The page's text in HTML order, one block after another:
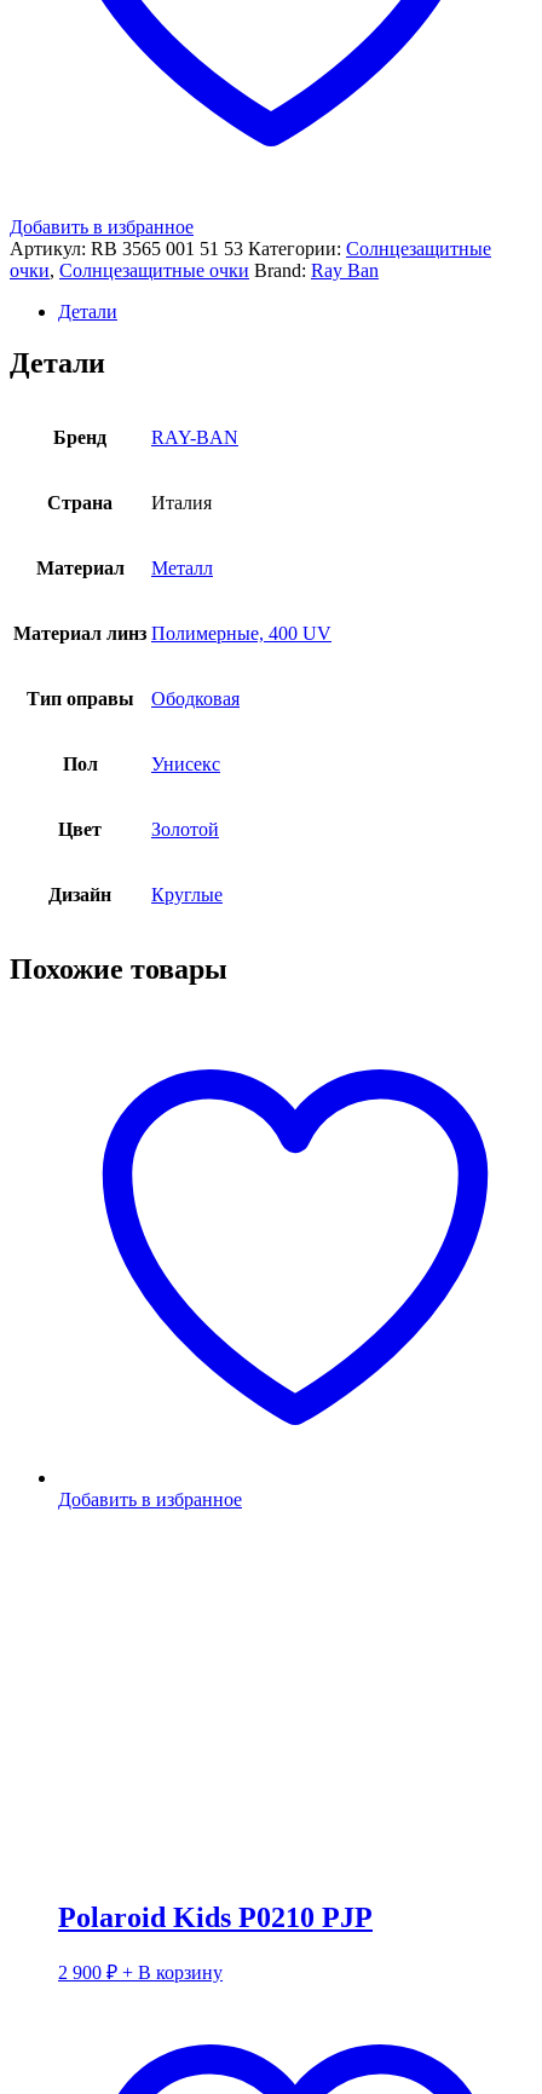
Добавить в избранное
Артикул: RB 3565 001 51 53 Категории: Солнцезащитные
очки, Солнцезащитные очки Brand: Ray Ban
Детали
Детали
Бренд RAY-BAN
Страна Италия
Материал Металл
Материал линз Полимерные, 400 UV
Тип оправы Ободковая
Пол Унисекс
Цвет Золотой
Дизайн Круглые
Похожие товары
Добавить в избранное
Polaroid Kids P0210 PJP
2 900 ₽ + В корзину